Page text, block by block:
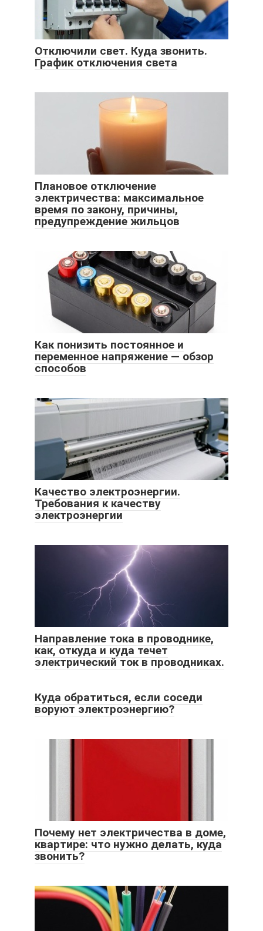
Отключили свет. Куда звонить.
График отключения света
Плановое отключение
электричества: максимальное
время по закону, причины,
предупреждение жильцов
Как понизить постоянное и
переменное напряжение — обзор
способов
Качество электроэнергии.
Требования к качеству
электроэнергии
Направление тока в проводнике,
как, откуда и куда течет
электрический ток в проводниках.
Куда обратиться, если соседи
воруют электроэнергию?
Почему нет электричества в доме,
квартире: что нужно делать, куда
звонить?